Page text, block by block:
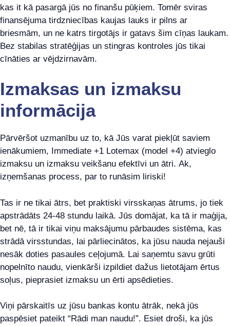
kas it kā pasargā jūs no finanšu pūķiem. Tomēr sviras
finansējuma tirdzniecības kaujas lauks ir pilns ar
briesmām, un ne katrs tirgotājs ir gatavs šim cīņas laukam.
Bez stabilas stratēģijas un stingras kontroles jūs tikai
cīnāties ar vējdzirnavām.
Izmaksas un izmaksu
informācija
Pārvēršot uzmanību uz to, kā Jūs varat piekļūt saviem
ienākumiem, Immediate +1 Lotemax (model +4) atvieglo
izmaksu un izmaksu veikšanu efektīvi un ātri. Ak,
izņemšanas process, par to runāsim liriski!
Tas ir ne tikai ātrs, bet praktiski virsskaņas ātrums, jo tiek
apstrādāts 24-48 stundu laikā. Jūs domājat, ka tā ir maģija,
bet nē, tā ir tikai viņu maksājumu pārbaudes sistēma, kas
strādā virsstundas, lai pārliecinātos, ka jūsu nauda nejauši
nesāk doties pasaules ceļojumā. Lai saņemtu savu grūti
nopelnīto naudu, vienkārši izpildiet dažus lietotājam ērtus
soļus, pieprasiet izmaksu un ērti apsēdieties.
Viņi pārskaitīs uz jūsu bankas kontu ātrāk, nekā jūs
paspēsiet pateikt “Rādi man naudu!”. Esiet droši, ka jūs